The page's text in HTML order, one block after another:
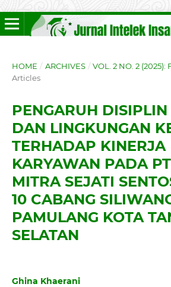
HOME / ARCHIVES / VOL. 2 NO. 2 (2025):
Articles
PENGARUH
DAN LINGKUNGAN
TERHADAP KINERJA
KARYAWAN PADA
MITRA SEJATI
10 CABANG
PAMULANG KOTA
SELATAN
Ghina Khaerani